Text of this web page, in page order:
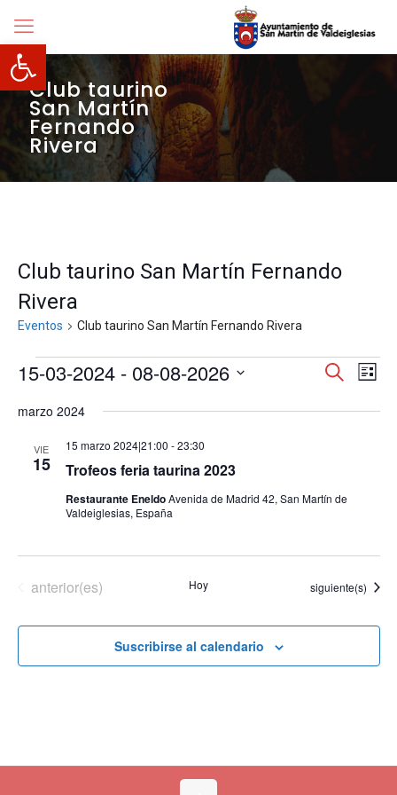
Abrir barra de herramientas
Club taurino
San Martín
Fernando
Rivera
Club taurino San Martín Fernando
Rivera
Eventos Club taurino San Martín Fernando Rivera
Eventos
Buscar
de
de
Lista
15-03-2024 - 08-08-2026
la
marzo 2024
VIE
15 Trofeos feria taurina 2023
15 marzo 2024|21:00 -23:30
Restaurante EneldoAvenida de Madrid 42, San Martín de
Valdeiglesias, España
Eventos
anterior(es) Hoy Eventos
siguiente(s)
Suscribirse al calendario